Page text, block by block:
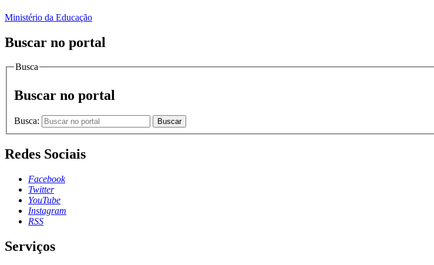
Ministério da Educação
Buscar no portal
Busca
Buscar no portal
Busca: Buscar
Redes Sociais
Facebook
Twitter
YouTube
Instagram
RSS
Serviços